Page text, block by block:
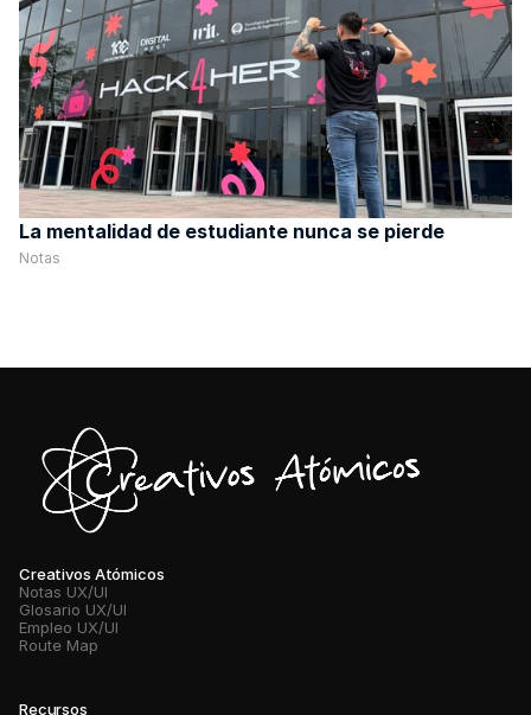
La mentalidad de estudiante nunca se pierde
Notas
Creativos Atómicos
Notas UX/UI
Glosario UX/UI
Empleo UX/UI
Route Map
Recursos